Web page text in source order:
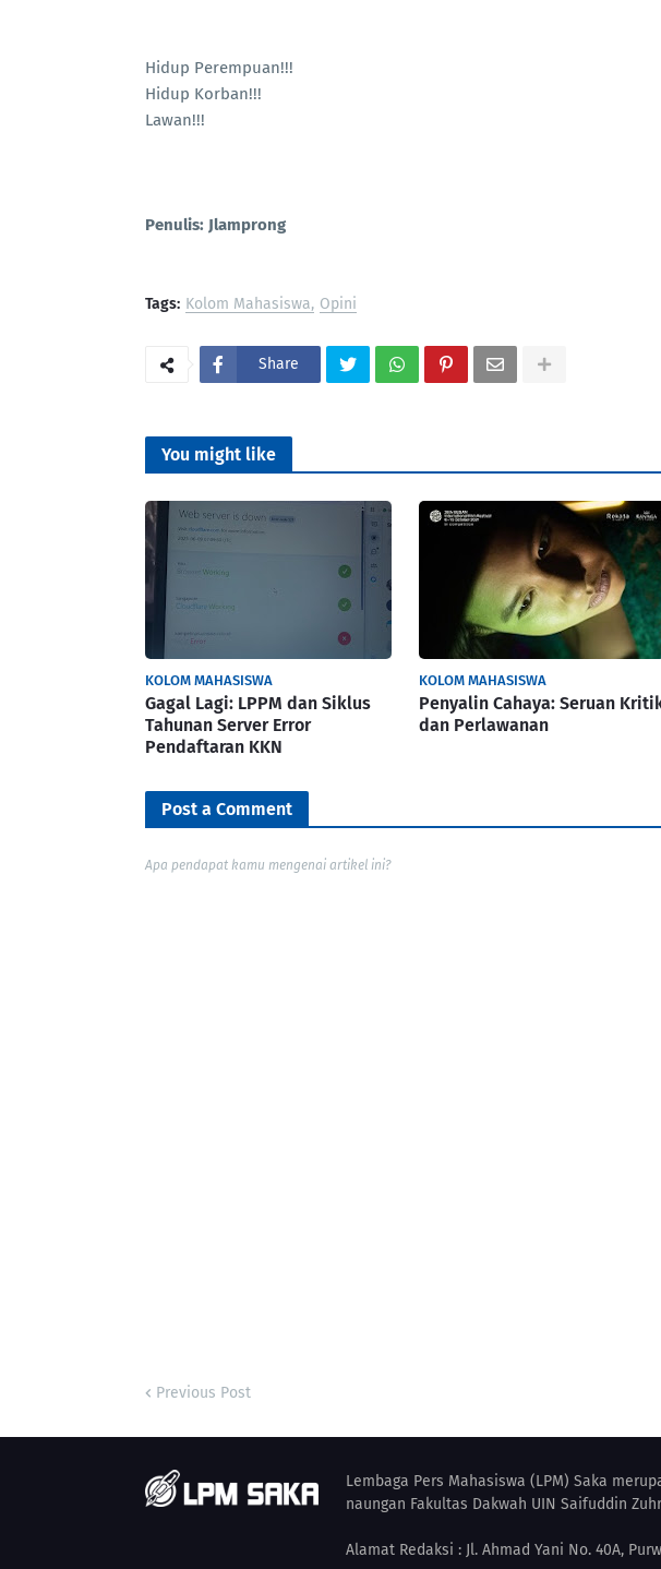
Hidup Perempuan!!!
Hidup Korban!!!
Lawan!!!
Penulis: Jlamprong
Tags: Kolom Mahasiswa Opini
Share
You might like
KOLOM MAHASISWA
Gagal Lagi: LPPM dan Siklus
Tahunan Server Error
Pendaftaran KKN
KOLOM MAHASISWA
Penyalin Cahaya: Seruan
dan Perlawanan
Post a Comment
Apa pendapat kamu mengenai artikel ini?
Previous Post
Lembaga Pers Mahasiswa (LPM) Saka
naungan Fakultas Dakwah UIN Saifuddin
Alamat Redaksi : Jl. Ahmad Yani No. 40A,